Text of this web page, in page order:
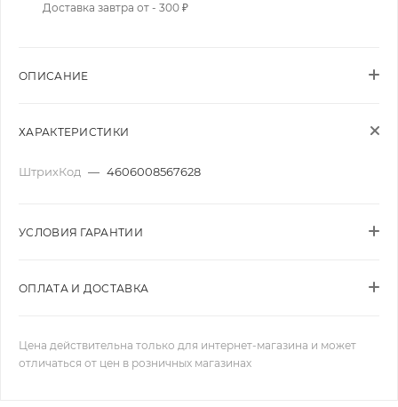
Доставка завтра от - 300 ₽
ОПИСАНИЕ
ХАРАКТЕРИСТИКИ
ШтрихКод — 4606008567628
УСЛОВИЯ ГАРАНТИИ
ОПЛАТА И ДОСТАВКА
Цена действительна только для интернет-магазина и может
отличаться от цен в розничных магазинах